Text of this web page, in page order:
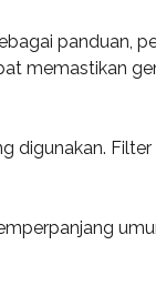
panduan,
memastikan
digunakan. Filter